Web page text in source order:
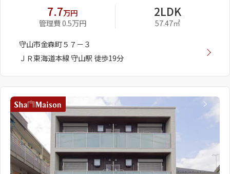
7.7万円
管理費 0.5万円
2LDK
57.47㎡
守山市金森町５７－３
ＪＲ東海道本線 守山駅 徒歩19分